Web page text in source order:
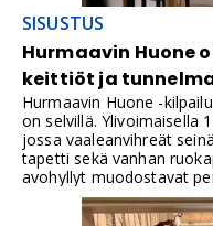
SISUSTUS
Hurmaavin Huone
keittiöt ja
Hurmaavin Huone -
on selvillä. Ylivoimaisella
jossa vaaleanvihreät
tapetti sekä vanhan
avohyllyt muodostavat
kokonaisuuden. Toiselle
keittiöt, joissa